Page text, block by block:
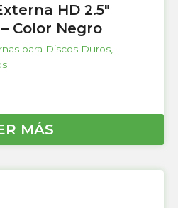
HD 2.5″
Color Negro
para Discos Duros
MÁS